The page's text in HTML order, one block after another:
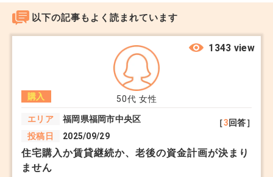
めて）
あくまで市況の流れと連動するため
個別マンションの特性や特徴を表すものではござい
ませんのでご了承ください。
■豊洲というピンポイントのエリアについて
個人的な見解ですが、有楽町線が利用できる豊洲駅
10分圏内であれば良いかもしれません。
以下の記事もよく読まれています
50代 女性
購入
エリア
福岡県福岡市中央区
投稿日
2025/09/29
［3回答］
1343 view
住宅購入か賃貸継続か、老後の資金計画が決まり
ません